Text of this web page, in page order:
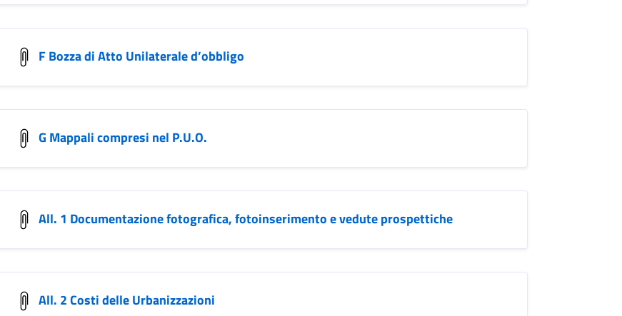
F Bozza di Atto Unilaterale d’obbligo
G Mappali compresi nel P.U.O.
All. 1 Documentazione fotografica, fotoinserimento e vedute prospettiche
All. 2 Costi delle Urbanizzazioni